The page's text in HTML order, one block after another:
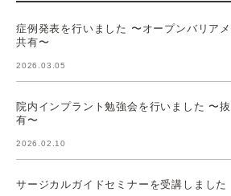
症例発表を行いました 〜オープンバリア
共有〜
2026.03.05
院内インプラント勉強会を行いました 〜
有〜
2026.02.10
サージカルガイドセミナーを受講しました